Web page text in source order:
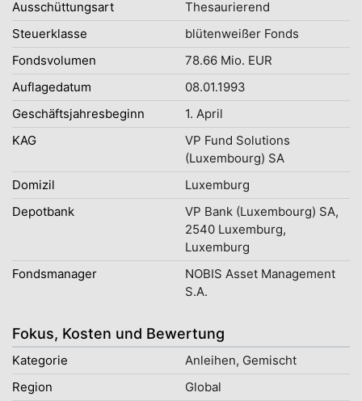
Ausschüttungsart
Thesaurierend
Steuerklasse
blütenweißer Fonds
Fondsvolumen
78.66 Mio. EUR
Auflagedatum
08.01.1993
Geschäftsjahresbeginn
1. April
KAG
VP Fund Solutions
(Luxembourg) SA
Domizil
Luxemburg
Depotbank
VP Bank (Luxembourg) SA,
2540 Luxemburg,
Luxemburg
Fondsmanager
NOBIS Asset Management
S.A.
Fokus, Kosten und Bewertung
Kategorie
Anleihen, Gemischt
Region
Global